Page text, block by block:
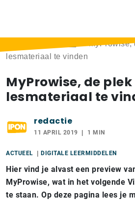
lesmateriaal te vinden
MyProwise, de
lesmateriaal te
redactie
11 APRIL 2019 1 MIN
ACTUEEL DIGITALE LEERMIDDELEN
Hier vind je alvast een preview
MyProwise, wat in het volgende
te staan. Op deze pagina lees je